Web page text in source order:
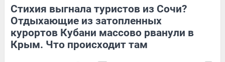
Стихия выгнала туристов из Сочи?
Отдыхающие из затопленных
курортов Кубани массово рванули в
Крым. Что происходит там